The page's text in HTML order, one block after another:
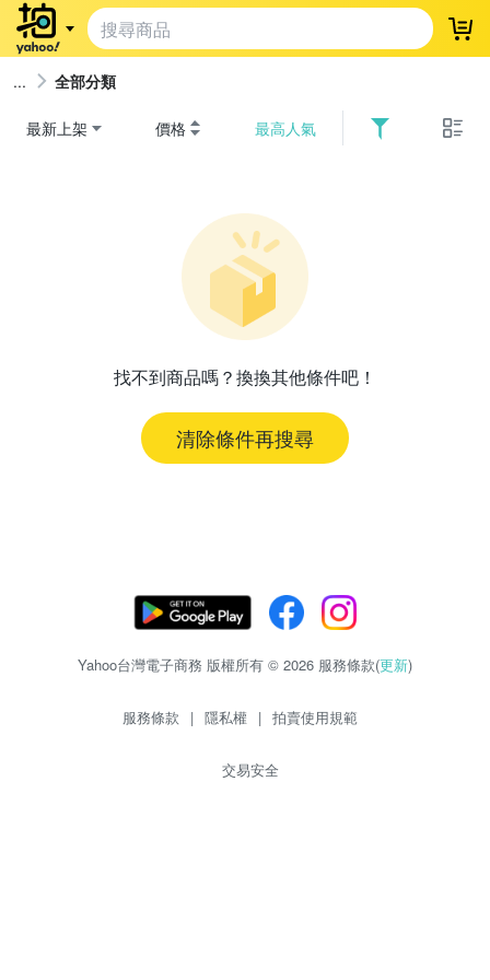
登
全部分類
最新上架 價格 最高人氣
找不到商品嗎？換換其他條件吧！
清除條件再搜尋
Yahoo台灣電子商務 版權所有 © 2026 服務條款(更新)
服務條款 | 隱私權 | 拍賣使用規範
交易安全